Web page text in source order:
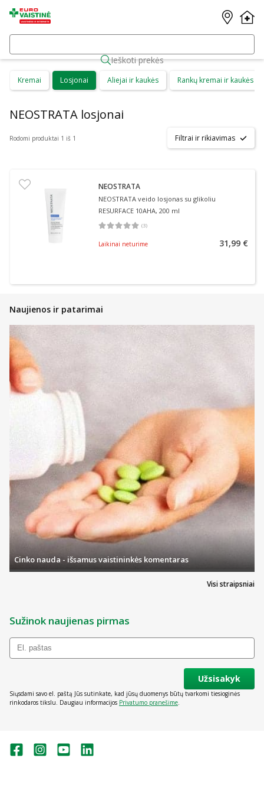
Ieškoti prekės
Kremai Losjonai Aliejai ir kaukės Rankų kremai ir kaukės
NEOSTRATA losjonai
Rodomi produktai 1 iš 1 Filtrai ir rikiavimas
NEOSTRATA
NEOSTRATA veido losjonas su glikoliu
RESURFACE 10AHA, 200 ml
(3)
Vidutinis įvertinimas 5.00
Laikinai neturime 31,99 €
Naujienos ir patarimai
Visi straipsniai
Cinko nauda - išsamus vaistininkės komentaras
Sužinok naujienas pirmas
Užsisakyk
Siųsdami savo el. paštą Jūs sutinkate, kad jūsų duomenys būtų tvarkomi tiesioginės
rinkodaros tikslu. Daugiau informacijos Privatumo pranešime.